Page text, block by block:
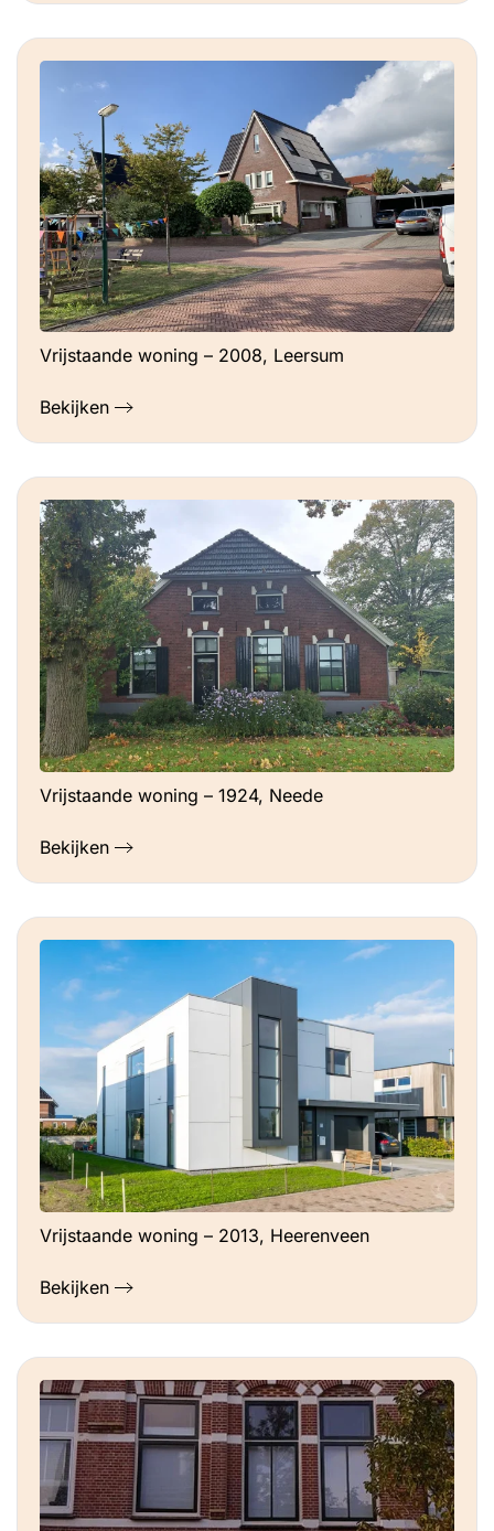
Vrijstaande woning – 2008, Leersum
Bekijken
Vrijstaande woning – 1924, Neede
Bekijken
Vrijstaande woning – 2013, Heerenveen
Bekijken